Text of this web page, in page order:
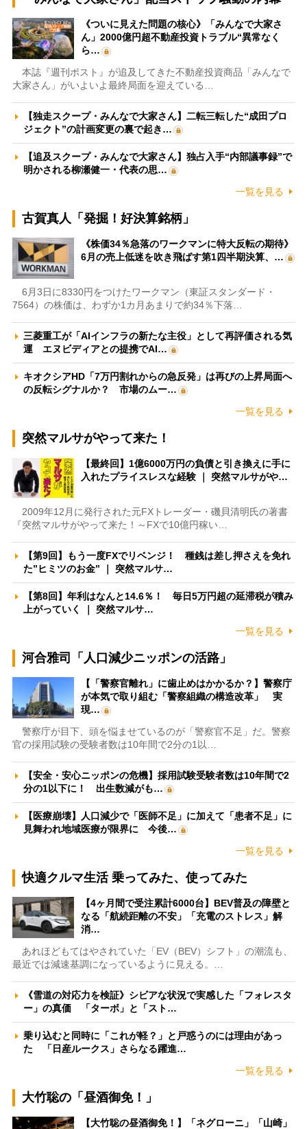
《ついに見えた問題の核心》「みんなで大家さ
ん」2000億円超不動産投資トラブル“異常なく
ら…
本誌『週刊ポスト』が追及してきた不動産投資商品「みんなで
大家さん」がいよいよ最終局面を迎えている…
【独走スクープ・みんなで大家さん】二転三転した“成田プロ
ジェクト”の計画変更の裏で起き…
【追及スクープ・みんなで大家さん】独占入手“内部議事録”で
明かされる柳瀬健一・代表の思…
一覧を見る
古賀真人「発掘！好決算銘柄」
《株価34％急落のワークマンに特大反転の期待》
6月の売上低迷を吹き飛ばす第1四半期決算、…
6月3日に8330円をつけたワークマン（東証スタンダード・
7564）の株価は、わずか1カ月あまりで約34％下落…
三菱重工が「AIインフラの新たな主役」として再評価される気
運 エヌビディアとの提携でAI…
キオクシアHD「7万円割れからの急反発」は再びの上昇局面へ
の反転シグナルか？ 市場のムー…
一覧を見る
突然マルサがやって来た！
【最終回】1億6000万円の負債と引き換えに手に
入れたプライスレスな経験 ｜ 突然マルサがや…
2009年12月に発行された元FXトレーダー・磯貝清明氏の著書
『突然マルサがやって来た！～FXで10億円稼い…
【第9回】もう一度FXでリベンジ！ 種銭は差し押さえを免れ
た”ヒミツのお金” ｜ 突然マルサ…
【第8回】年利はなんと14.6％！ 毎日5万円超の延滞税が積み
上がっていく ｜ 突然マルサ…
一覧を見る
河合雅司「人口減少ニッポンの活路」
【「警察官離れ」に歯止めはかかるか？】警察庁
が本気で取り組む「警察組織の構造改革」 実
現…
警察庁が目下、頭を悩ませているのが「警察官不足」だ。警察
官の採用試験の受験者数は10年間で2分の1以…
【安全・安心ニッポンの危機】採用試験受験者数は10年間で2
分の1以下に！ 出生数減がも…
【医療崩壊】人口減少で「医師不足」に加えて「患者不足」に
見舞われ地域医療が限界に 今後…
一覧を見る
快適クルマ生活 乗ってみた、使ってみた
【4ヶ月間で受注累計6000台】BEV普及の障壁と
なる「航続距離の不安」「充電のストレス」解
消…
あれほどもてはやされていた「EV（BEV）シフト」の潮流も、
最近では減速基調になっているように見える。…
《雪道の対応力を検証》シビアな状況で実感した「フォレスタ
ー」の真価 「ターボ」と「スト…
乗り込むと同時に「これが軽？」と戸惑うのには理由があっ
た 「日産ルークス」さらなる躍進…
一覧を見る
大竹聡の「昼酒御免！」
【大竹聡の昼酒御免！】「ネグローニ」「山崎」